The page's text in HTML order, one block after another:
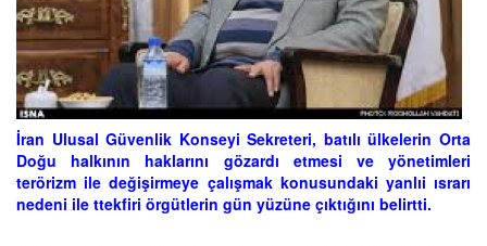
İran Ulusal Güvenlik Konseyi Sekreteri, batılı ülkelerin Orta
Doğu halkının haklarını gözardı etmesi ve yönetimleri
terörizm ile değişirmeye çalışmak konusundaki yanlıi ısrarı
nedeni ile ttekfiri örgütlerin gün yüzüne çıktığını belirtti.